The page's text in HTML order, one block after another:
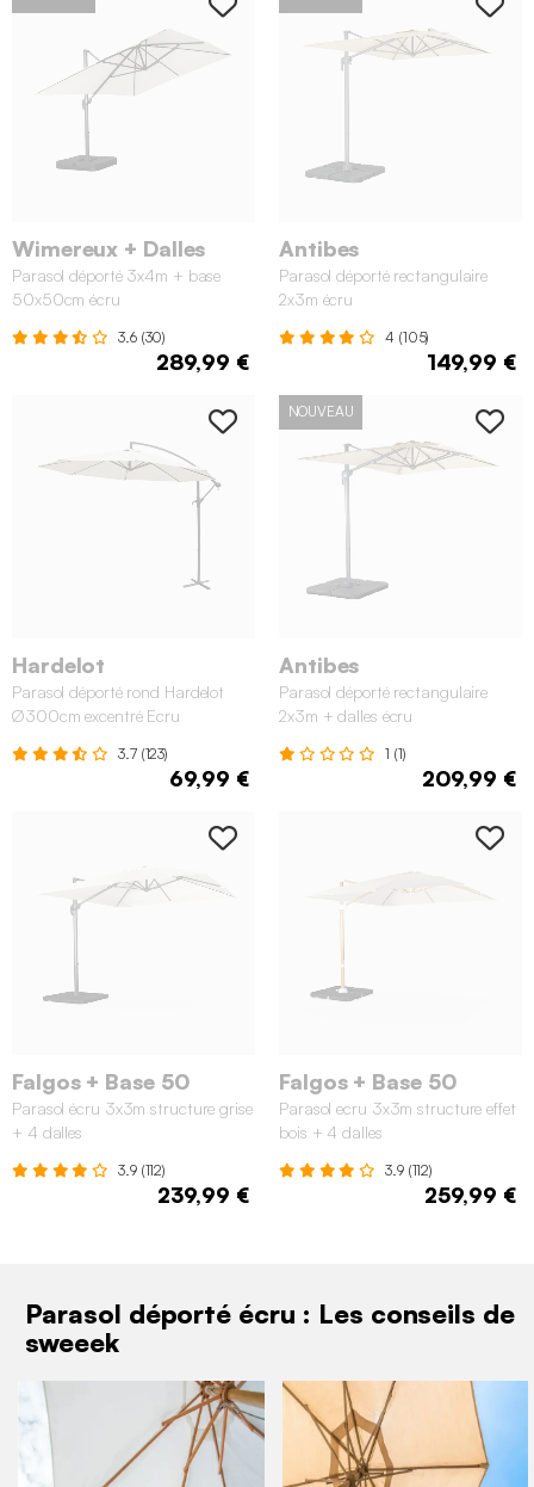
Wimereux + Dalles
Parasol déporté 3x4m + base
50x50cm écru
3.6 (30)
289,99 €
Antibes
Parasol déporté rectangulaire
2x3m écru
4 (105)
149,99 €
Hardelot
Parasol déporté rond Hardelot
Ø300cm excentré Ecru
3.7 (123)
69,99 €
NOUVEAU
Antibes
Parasol déporté rectangulaire
2x3m + dalles écru
1 (1)
209,99 €
Falgos + Base 50
Parasol écru 3x3m structure grise
+ 4 dalles
3.9 (112)
239,99 €
Falgos + Base 50
Parasol ecru 3x3m structure effet
bois + 4 dalles
3.9 (112)
259,99 €
Parasol déporté écru : Les conseils de
sweeek